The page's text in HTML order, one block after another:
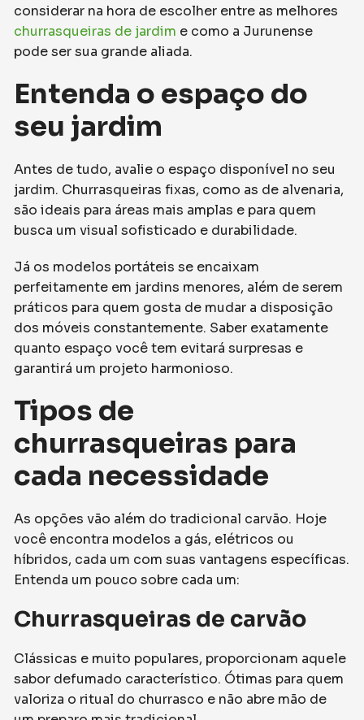
considerar na hora de escolher entre as melhores
churrasqueiras de jardim e como a Jurunense
pode ser sua grande aliada.
Entenda o espaço do
seu jardim
Antes de tudo, avalie o espaço disponível no seu
jardim. Churrasqueiras fixas, como as de alvenaria,
são ideais para áreas mais amplas e para quem
busca um visual sofisticado e durabilidade.
Já os modelos portáteis se encaixam
perfeitamente em jardins menores, além de serem
práticos para quem gosta de mudar a disposição
dos móveis constantemente. Saber exatamente
quanto espaço você tem evitará surpresas e
garantirá um projeto harmonioso.
Tipos de
churrasqueiras para
cada necessidade
As opções vão além do tradicional carvão. Hoje
você encontra modelos a gás, elétricos ou
híbridos, cada um com suas vantagens específicas.
Entenda um pouco sobre cada um:
Churrasqueiras de carvão
Clássicas e muito populares, proporcionam aquele
sabor defumado característico. Ótimas para quem
valoriza o ritual do churrasco e não abre mão de